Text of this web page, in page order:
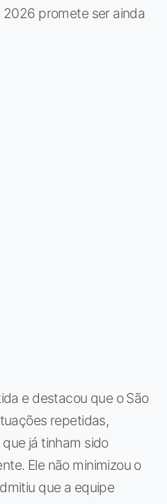
promete ser ainda
e destacou que o São
repetidas,
já tinham sido
Ele não minimizou o
que a equipe